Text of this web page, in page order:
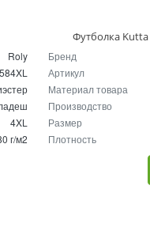
Roly
4XL
г/м2
Футболка
Бренд
Артикул
Материал товара
Производство
Размер
Плотность